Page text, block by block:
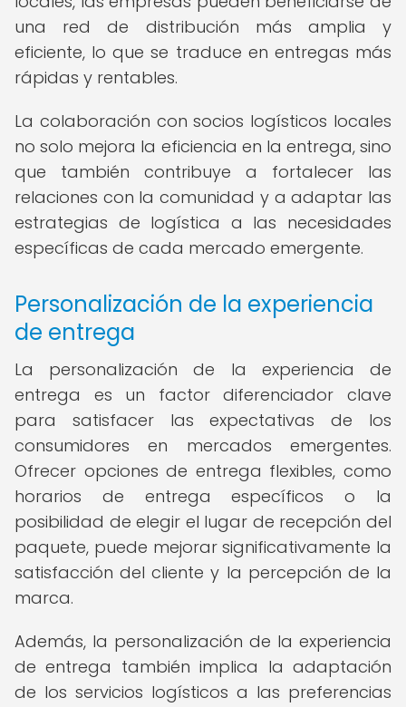
una red de distribución más amplia y
eficiente, lo que se traduce en entregas más
rápidas y rentables.
La colaboración con socios logísticos locales
no solo mejora la eficiencia en la entrega, sino
que también contribuye a fortalecer las
relaciones con la comunidad y a adaptar las
estrategias de logística a las necesidades
específicas de cada mercado emergente.
Personalización de la experiencia
de entrega
La personalización de la experiencia de
entrega es un factor diferenciador clave
para satisfacer las expectativas de los
consumidores en mercados emergentes.
Ofrecer opciones de entrega flexibles, como
horarios de entrega específicos o la
posibilidad de elegir el lugar de recepción del
paquete, puede mejorar significativamente la
satisfacción del cliente y la percepción de la
marca.
Además, la personalización de la experiencia
de entrega también implica la adaptación
de los servicios logísticos a las preferencias